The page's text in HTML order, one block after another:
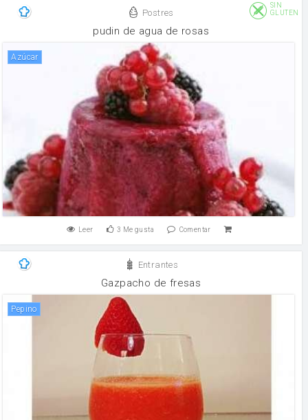
Postres
SIN
GLUTEN
pudin de agua de rosas
Azúcar
Leer 3 Me gusta Comentar
Entrantes
Gazpacho de fresas
pepino